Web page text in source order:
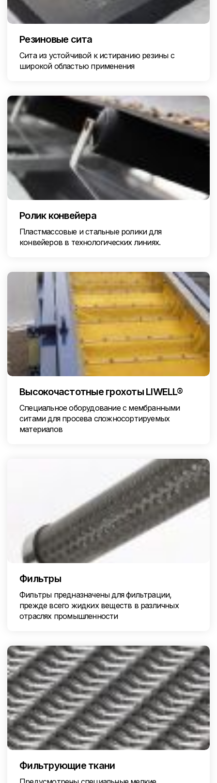
Резиновые сита
Сита из устойчивой к истиранию резины с
широкой областью применения
Ролик конвейера
Пластмассовые и стальные ролики для
конвейеров в технологических линиях.
Высокочастотные грохоты LIWELL®
Специальное оборудование с мембранными
ситами для просева сложносортируемых
материалов
Фильтры
Фильтры предназначены для фильтрации,
прежде всего жидких веществ в различных
отраслях промышленности
Фильтрующие ткани